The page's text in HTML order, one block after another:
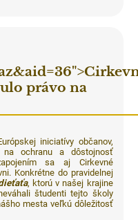
právo na
iniciatívy občanov,
ochranu a dôstojnosť
sa aj Cirkevné
Konkrétne do pravidelnej
, ktorú v našej krajine
študenti tejto školy
mesta veľkú dôležitosť